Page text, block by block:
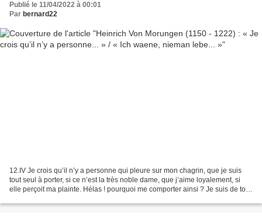
Publié le 11/04/2022 à 00:01
Par bernard22
12.IV Je crois qu’il n’y a personne qui pleure sur mon chagrin, que je suis
tout seul à porter, si ce n’est la très noble dame, que j’aime loyalement, si
elle perçoit ma plainte. Hélas ! pourquoi me comporter ainsi ? Je suis de tout